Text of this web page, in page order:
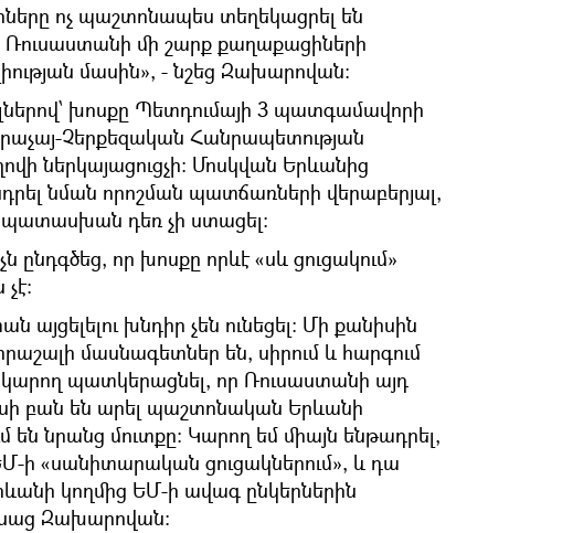
ոչ պաշտոնապես տեղեկացրել են
Ռուսաստանի մի շարք քաղաքացիների
մասին», - նշեց Զախարովան։
խոսքը Պետդումայի 3 պատգամավորի
Չերքեզական Հանրապետության
ներկայացուցչի: Մոսկվան Երևանից
նման որոշման պատճառների վերաբերյալ,
դեռ չի ստացել:
ընդգծեց, որ խոսքը որևէ «սև ցուցակում»
այցելելու խնդիր չեն ունեցել։ Մի քանիսին
մասնագետներ են, սիրում և հարգում
պատկերացնել, որ Ռուսաստանի այդ
բան են արել պաշտոնական Երևանի
են նրանց մուտքը։ Կարող եմ միայն ենթադրել,
ի «սանիտարական ցուցակներում», և դա
կողմից ԵՄ-ի ավագ ընկերներին
Զախարովան։